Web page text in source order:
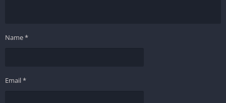
Name*
Email*